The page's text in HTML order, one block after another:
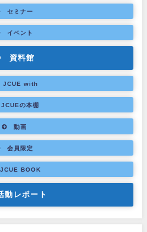
セミナー
イベント
資料館
JCUE with
JCUEの本棚
動画
会員限定
JCUE BOOK
動レポート